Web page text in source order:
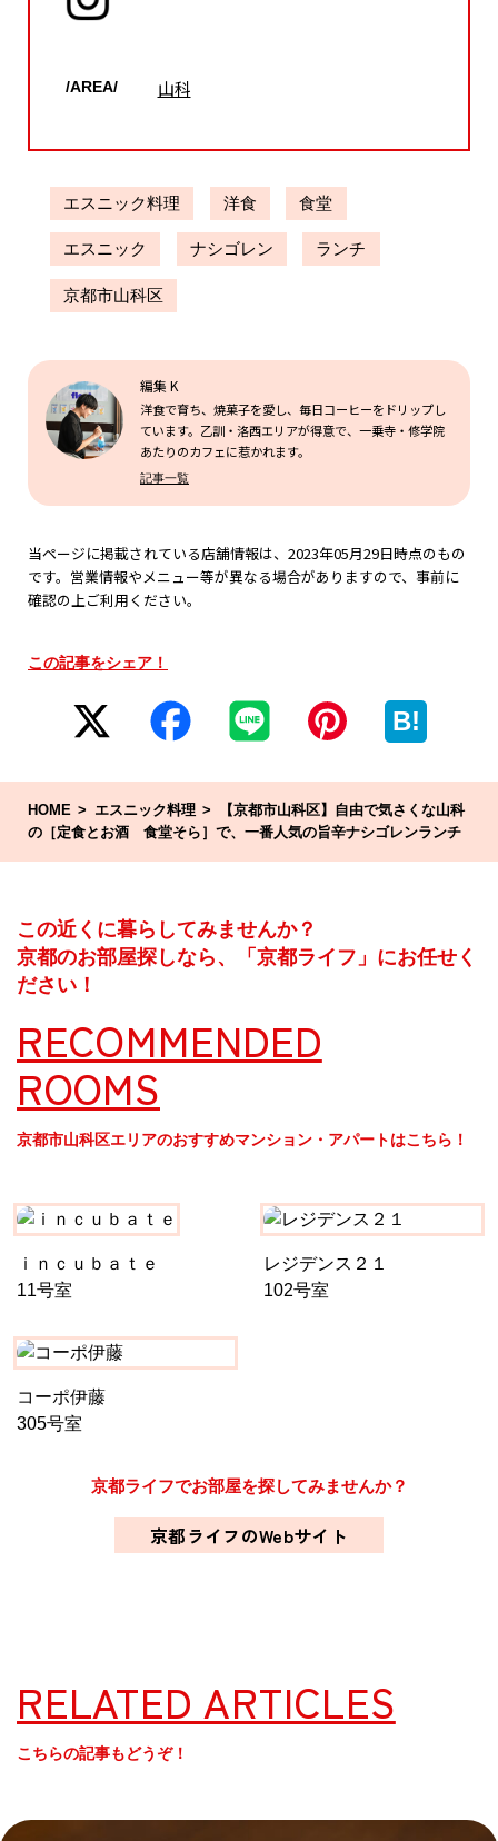
/AREA/ 山科
エスニック料理 洋食 食堂
エスニック ナシゴレン ランチ
京都市山科区
編集 K
洋食で育ち、焼菓子を愛し、毎日コーヒーをドリップし
ています。乙訓・洛西エリアが得意で、一乗寺・修学院
あたりのカフェに惹かれます。
記事一覧
当ページに掲載されている店舗情報は、2023年05月29日時点のもの
です。営業情報やメニュー等が異なる場合がありますので、事前に
確認の上ご利用ください。
この記事をシェア！
B!
HOME エスニック料理
【京都市山科区】自由で気さくな山科
の［定食とお酒 食堂そら］で、一番人気の旨辛ナシゴレンランチ
この近くに暮らしてみませんか？
京都のお部屋探しなら、「京都ライフ」にお任せく
ださい！
RECOMMENDED
ROOMS
京都市山科区エリアのおすすめマンション・アパートはこちら！
ｉｎｃｕｂａｔｅ
11号室
レジデンス２１
102号室
コーポ伊藤
305号室
京都ライフでお部屋を探してみませんか？
京都ライフのWebサイト
RELATED ARTICLES
こちらの記事もどうぞ！